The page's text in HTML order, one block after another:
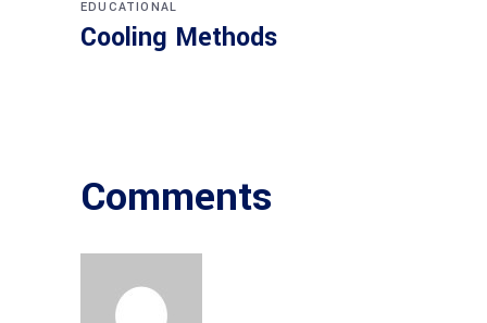
EDUCATIONAL
Cooling Methods
Comments